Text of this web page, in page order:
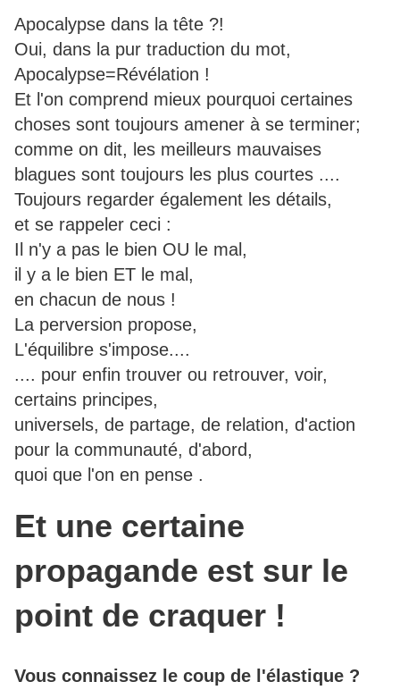
Apocalypse dans la tête ?!
Oui, dans la pur traduction du mot,
Apocalypse=Révélation !
Et l'on comprend mieux pourquoi certaines
choses sont toujours amener à se terminer;
comme on dit, les meilleurs mauvaises
blagues sont toujours les plus courtes ....
Toujours regarder également les détails,
et se rappeler ceci :
Il n'y a pas le bien OU le mal,
il y a le bien ET le mal,
en chacun de nous !
La perversion propose,
L'équilibre s'impose....
.... pour enfin trouver ou retrouver, voir,
certains principes,
universels, de partage, de relation, d'action
pour la communauté, d'abord,
quoi que l'on en pense .
Et une certaine
propagande est sur le
point de craquer !
Vous connaissez le coup de l'élastique ?